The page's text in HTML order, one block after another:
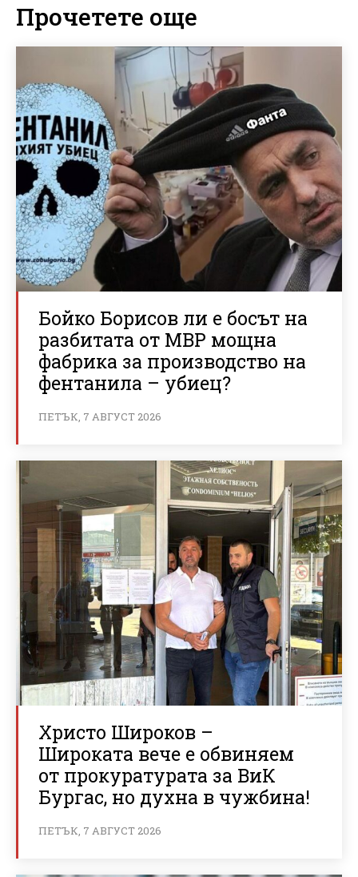
Прочетете още
Бойко Борисов ли е босът на
разбитата от МВР мощна
фабрика за производство на
фентанила – убиец?
ПЕТЪК, 7 АВГУСТ 2026
Христо Широков –
Широката вече е обвиняем
от прокуратурата за ВиК
Бургас, но духна в чужбина!
ПЕТЪК, 7 АВГУСТ 2026